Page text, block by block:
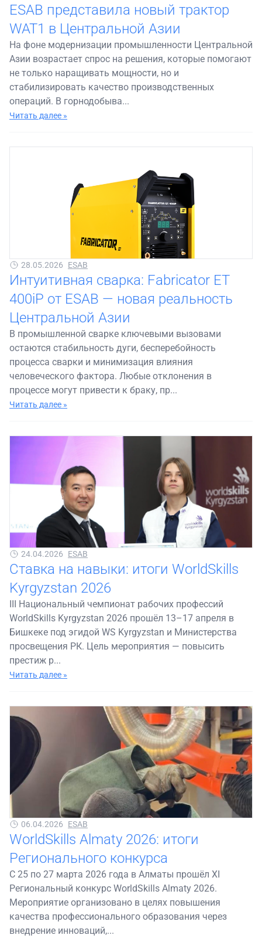
ESAB представила новый трактор
WAT1 в Центральной Азии
На фоне модернизации промышленности Центральной
Азии возрастает спрос на решения, которые помогают
не только наращивать мощности, но и
стабилизировать качество производственных
операций. В горнодобыва...
Читать далее »
28.05.2026 ESAB
Интуитивная сварка: Fabricator ET
400iP от ESAB — новая реальность
Центральной Азии
В промышленной сварке ключевыми вызовами
остаются стабильность дуги, бесперебойность
процесса сварки и минимизация влияния
человеческого фактора. Любые отклонения в
процессе могут привести к браку, пр...
Читать далее »
24.04.2026 ESAB
Ставка на навыки: итоги WorldSkills
Kyrgyzstan 2026
III Национальный чемпионат рабочих профессий
WorldSkills Kyrgyzstan 2026 прошёл 13–17 апреля в
Бишкеке под эгидой WS Kyrgyzstan и Министерства
просвещения РК. Цель мероприятия — повысить
престиж р...
Читать далее »
06.04.2026 ESAB
WorldSkills Almaty 2026: итоги
Регионального конкурса
С 25 по 27 марта 2026 года в Алматы прошёл ХІ
Региональный конкурс WorldSkills Almaty 2026.
Мероприятие организовано в целях повышения
качества профессионального образования через
внедрение инноваций,...